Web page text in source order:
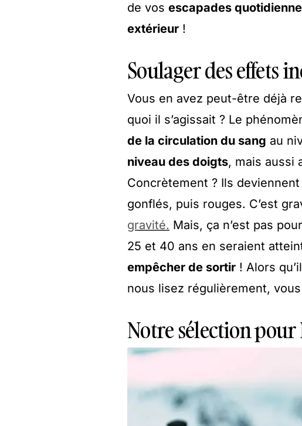
de vos escapades
extérieur !
Soulager des effets
Vous en avez peut-être déjà
quoi il s’agissait ? Le
de la circulation du sang au
niveau des doigts, mais aussi
Concrètement ? Ils
gonflés, puis rouges. C’est
gravité. Mais, ça n’est pas
25 et 40 ans en seraient
empêcher de sortir ! Alors
nous lisez régulièrement,
Notre sélection pour